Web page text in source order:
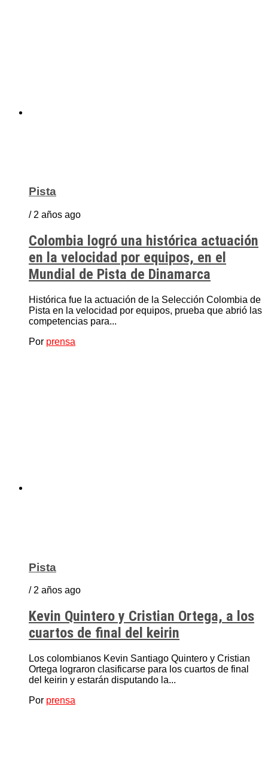
Pista
/ 2 años ago
Colombia logró una histórica actuación
en la velocidad por equipos, en el
Mundial de Pista de Dinamarca
Histórica fue la actuación de la Selección Colombia de
Pista en la velocidad por equipos, prueba que abrió las
competencias para...
Por prensa
Pista
/ 2 años ago
Kevin Quintero y Cristian Ortega, a los
cuartos de final del keirin
Los colombianos Kevin Santiago Quintero y Cristian
Ortega lograron clasificarse para los cuartos de final
del keirin y estarán disputando la...
Por prensa